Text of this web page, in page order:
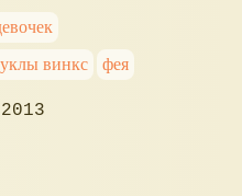
винкс фея